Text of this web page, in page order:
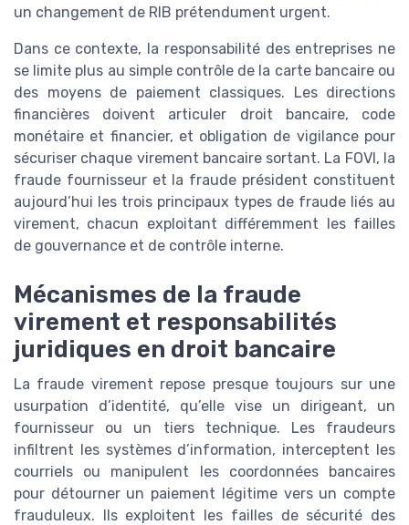
un changement de RIB prétendument urgent.
Dans ce contexte, la responsabilité des entreprises ne
se limite plus au simple contrôle de la carte bancaire ou
des moyens de paiement classiques. Les directions
financières doivent articuler droit bancaire, code
monétaire et financier, et obligation de vigilance pour
sécuriser chaque virement bancaire sortant. La FOVI, la
fraude fournisseur et la fraude président constituent
aujourd’hui les trois principaux types de fraude liés au
virement, chacun exploitant différemment les failles
de gouvernance et de contrôle interne.
Mécanismes de la fraude
virement et responsabilités
juridiques en droit bancaire
La fraude virement repose presque toujours sur une
usurpation d’identité, qu’elle vise un dirigeant, un
fournisseur ou un tiers technique. Les fraudeurs
infiltrent les systèmes d’information, interceptent les
courriels ou manipulent les coordonnées bancaires
pour détourner un paiement légitime vers un compte
frauduleux. Ils exploitent les failles de sécurité des